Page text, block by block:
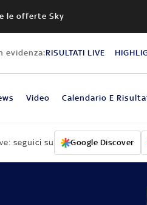
le offerte Sky
evidenza:RISULTATI LIVE
Video Calendario E
seguici su Google Discover